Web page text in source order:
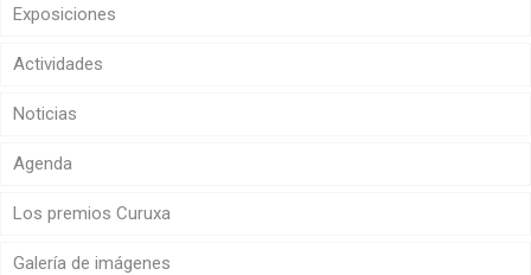
Exposiciones
Actividades
Noticias
Agenda
Los premios Curuxa
Galería de imágenes